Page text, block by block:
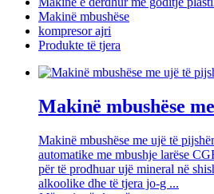
Makinë mbushëse
kompresor ajri
Produkte të tjera
Makinë mbushëse
Makinë mbushëse me ujë të
automatike me mbushje larëse
për të prodhuar ujë mineral në
alkoolike dhe të tjera jo-g ...